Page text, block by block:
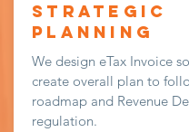
Strategic
Planning
We design eTax Invoice
create overall plan to
roadmap and Revenue
regulation.